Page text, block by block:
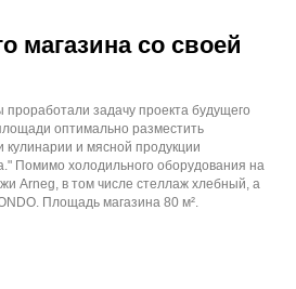
магазина со своей
задачу проекта будущего
оптимально разместить
и мясной продукции
Помимо холодильного оборудования на
Arneg, в том числе стеллаж хлебный, а
Площадь магазина 80 м².